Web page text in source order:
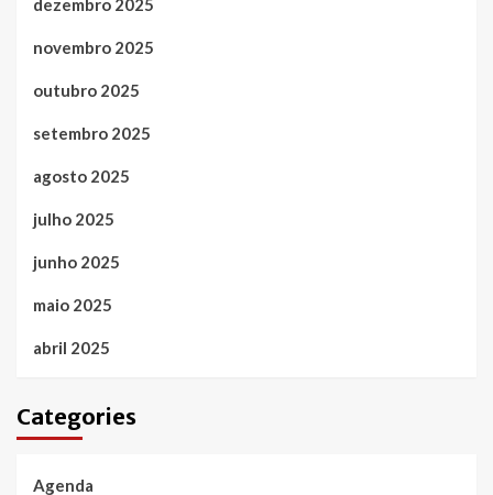
dezembro 2025
novembro 2025
outubro 2025
setembro 2025
agosto 2025
julho 2025
junho 2025
maio 2025
abril 2025
Categories
Agenda